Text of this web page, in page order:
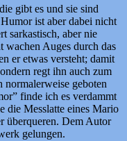
gibt es und sie sind
ist aber dabei nicht
sarkastisch, aber nie
Auges durch das
er etwas versteht; damit
regt ihn auch zum
normalerweise geboten
finde ich es verdammt
die Messlatte eines Mario
überqueren. Dem Autor
gelungen.